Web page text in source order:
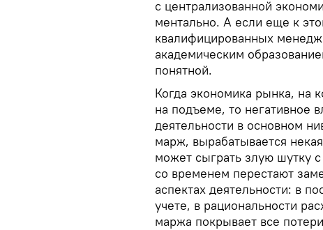
с централизованной
ментально. А если еще к
квалифицированных
академическим
понятной.
Когда экономика рынка, на
на подъеме, то негативное
деятельности в основном
марж, вырабатывается
может сыграть злую шутку
со временем перестают
аспектах деятельности: в
учете, в рациональности
маржа покрывает все